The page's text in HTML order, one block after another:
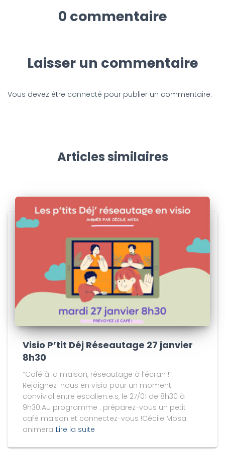
0 commentaire
Laisser un commentaire
Vous devez être connecté pour publier un commentaire.
Articles similaires
Visio P’tit Déj Réseautage 27 janvier
8h30
“Café à la maison, réseautage à l’écran !”
Rejoignez-nous en visio pour un moment
convivial entre escalien.e.s, le 27/01 de 8h30 à
9h30.Au programme : préparez-vous un petit
café maison et connectez-vous !Cécile Mosa
animera Lire la suite